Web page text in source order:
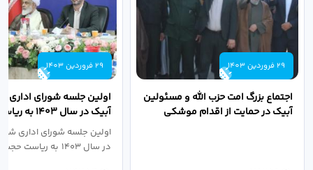
29 فروردین 1403
اجتماع بزرگ امت حزب الله و مسئولین
آبیک در حمایت از اقدام موشکی
29 فروردین 1403
اولین جلسه شورای اداری
آبیک در سال
اله مددخانی...
اولین جلسه شورای اداری
در سال ۱۴۰۳ به ریاست حجت اله...